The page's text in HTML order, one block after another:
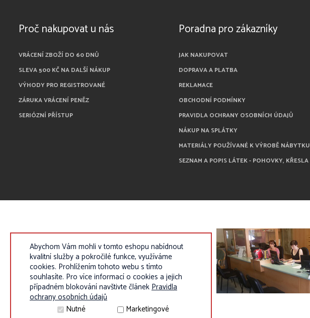
Proč nakupovat u nás
VRÁCENÍ ZBOŽÍ DO 60 DNŮ
SLEVA 500 KČ NA DALŠÍ NÁKUP
VÝHODY PRO REGISTROVANÉ
ZÁRUKA VRÁCENÍ PENĚZ
SERIÓZNÍ PŘÍSTUP
Poradna pro zákazníky
JAK NAKUPOVAT
DOPRAVA A PLATBA
REKLAMACE
OBCHODNÍ PODMÍNKY
PRAVIDLA OCHRANY OSOBNÍCH ÚDAJŮ
NÁKUP NA SPLÁTKY
MATERIÁLY POUŽÍVANÉ K VÝROBĚ NÁBYTKU
SEZNAM A POPIS LÁTEK - POHOVKY, KŘESLA
Abychom Vám mohli v tomto eshopu nabídnout
kvalitní služby a pokročilé funkce, využíváme
cookies. Prohlížením tohoto webu s tímto
souhlasíte. Pro více informací o cookies a jejich
případném blokování navštivte článekPravidla
ochrany osobních údajů
Nutné
Marketingové